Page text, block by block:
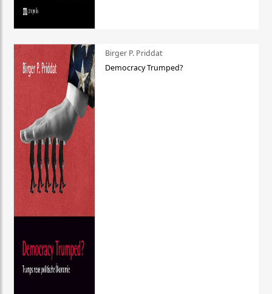
Birger P. Priddat
Democracy Trumped?